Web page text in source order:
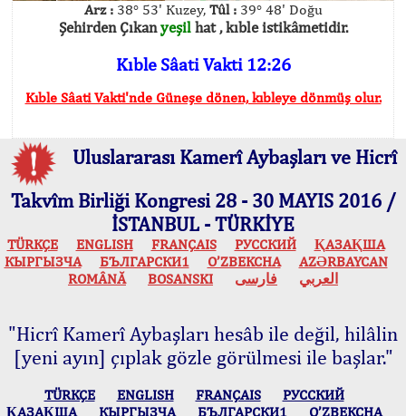
Arz :38° 53' Kuzey, Tûl :39° 48' Doğu
Şehirden Çıkanyeşilhat , kıble istikâmetidir.
Kıble Sâati Vakti 12:26
Kıble Sâati Vakti'nde Güneşe dönen, kıbleye dönmüş olur.
Uluslararası Kamerî Aybaşları ve Hicrî
Takvîm Birliği Kongresi 28 - 30 MAYIS 2016 /
İSTANBUL - TÜRKİYE
TÜRKÇE ENGLISH FRANÇAIS РУССКИЙ
ҚАЗАҚША
КЫPГЫЗЧA
БЪЛГАРСКИ1 O’ZBEKCHA
AZӘRBAYCAN
ROMÂNĂ
BOSANSKI العربي فارسی
"Hicrî Kamerî Aybaşları hesâb ile değil, hilâlin
[yeni ayın] çıplak gözle görülmesi ile başlar."
TÜRKÇE ENGLISH FRANÇAIS
РУССКИЙ
ҚАЗАҚША
КЫPГЫЗЧA БЪЛГАРСКИ1 O’ZBEKCHA